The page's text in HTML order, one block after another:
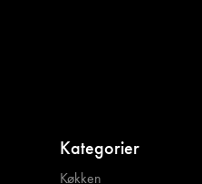
Kategorier
Køkken